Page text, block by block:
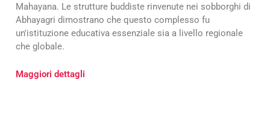
Mahayana. Le strutture buddiste rinvenute nei sobborghi di
Abhayagri dimostrano che questo complesso fu
un'istituzione educativa essenziale sia a livello regionale
che globale.
Maggiori dettagli